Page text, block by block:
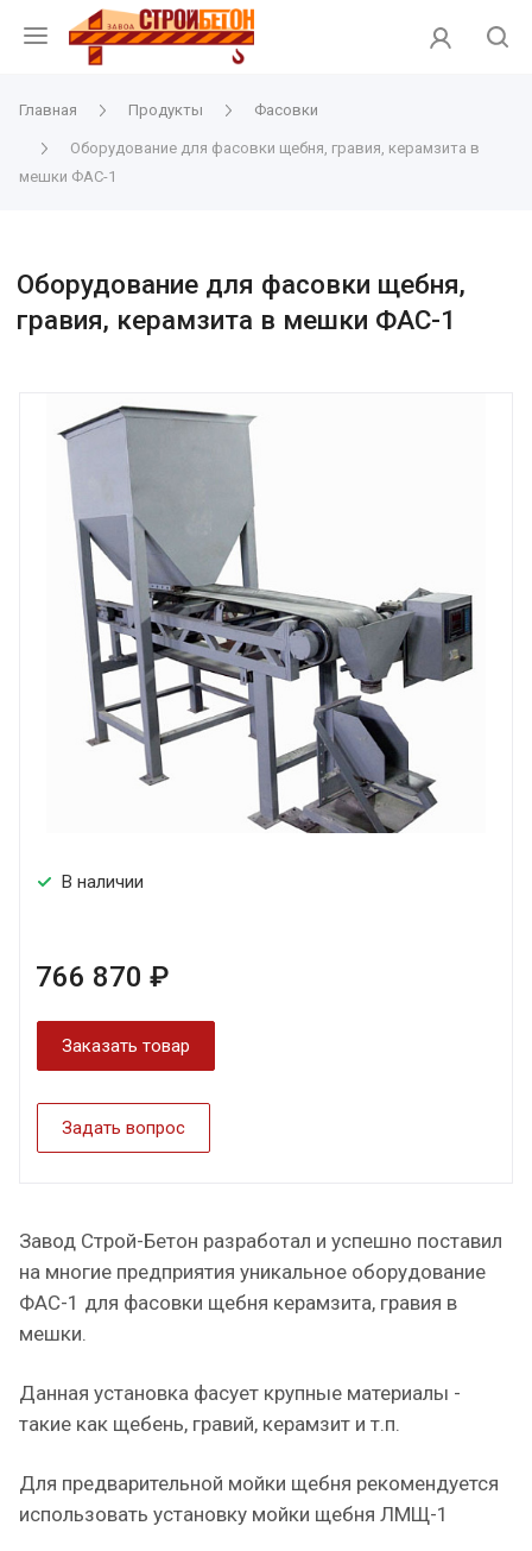
Главная Продукты Фасовки
Оборудование для фасовки щебня, гравия, керамзита в
мешки ФАС-1
Оборудование для фасовки щебня,
гравия, керамзита в мешки ФАС-1
В наличии
766 870 ₽
Заказать товар
Задать вопрос
Завод Строй-Бетон разработал и успешно поставил
на многие предприятия уникальное оборудование
ФАС-1 для фасовки щебня керамзита, гравия в
мешки.
Данная установка фасует крупные материалы -
такие как щебень, гравий, керамзит и т.п.
Для предварительной мойки щебня рекомендуется
использовать установку мойки щебня ЛМЩ-1